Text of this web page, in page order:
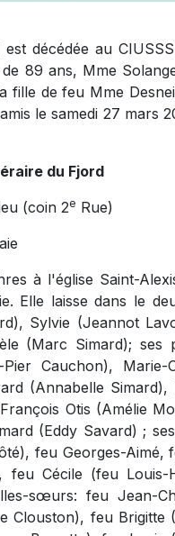
décédée au
89 ans, Mme
fille de feu Mme
le samedi 27 mars
du Fjord
(coin 2e Rue)
à l'église Saint-
Elle laisse dans le
Sylvie (Jeannot
(Marc Simard); ses
Cauchon), Marie-
(Annabelle
Otis (Amélie
(Eddy Savard) ;
feu Georges-Aimé,
Cécile (feu Louis-
sœurs: feu Jean-
Clouston), feu